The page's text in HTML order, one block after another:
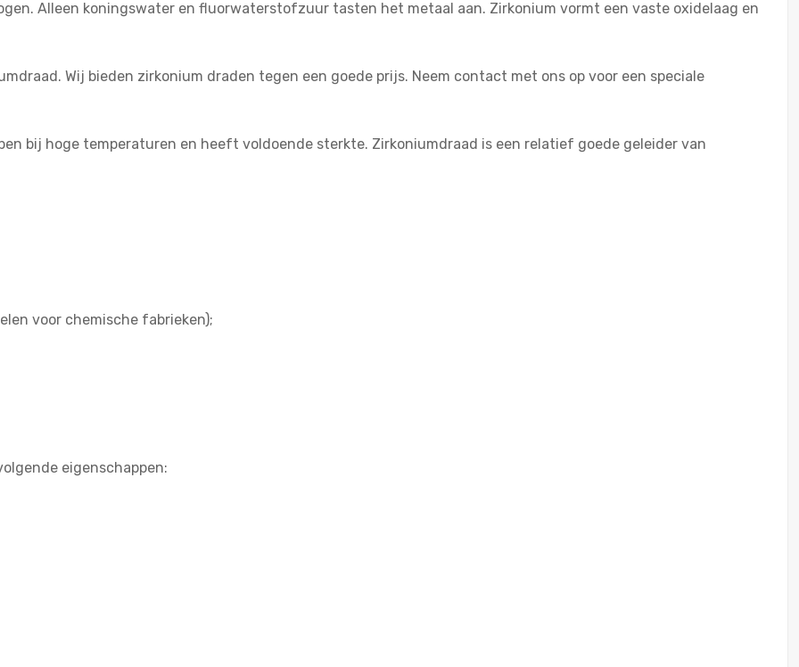
Alleen koningswater en fluorwaterstofzuur tasten het metaal aan. Zirkonium vormt een vaste oxidelaag en
Wij bieden zirkonium draden tegen een goede prijs. Neem contact met ons op voor een speciale
bij hoge temperaturen en heeft voldoende sterkte. Zirkoniumdraad is een relatief goede geleider van
voor chemische fabrieken);
eigenschappen: